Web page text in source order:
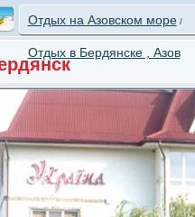
Отдых на Азовском море/
Отдых в Бердянске , Азов